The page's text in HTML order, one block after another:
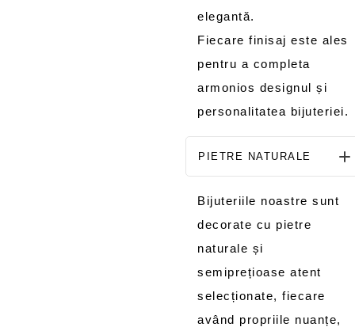
elegantă.
Fiecare finisaj este ales
pentru a completa
armonios designul și
personalitatea bijuteriei.
PIETRE NATURALE
Bijuteriile noastre sunt
decorate cu pietre
naturale și
semiprețioase atent
selecționate, fiecare
având propriile nuanțe,